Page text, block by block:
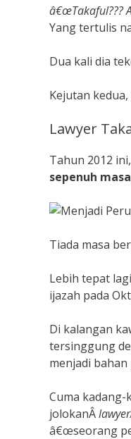
â€œTakaful???
Yang tertulis
Dua kali dia
Kejutan
Lawyer
Tahun 2012
sepenuh masa
Tiada masa
Lebih tepat
ijazah pada
Di kalangan
tersinggung
menjadi
Cuma kadang-
jolokanÂ
â€œseorang